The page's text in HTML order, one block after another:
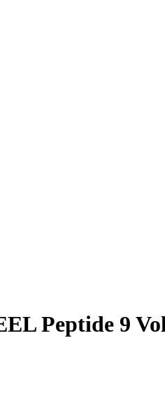
Peptide 9